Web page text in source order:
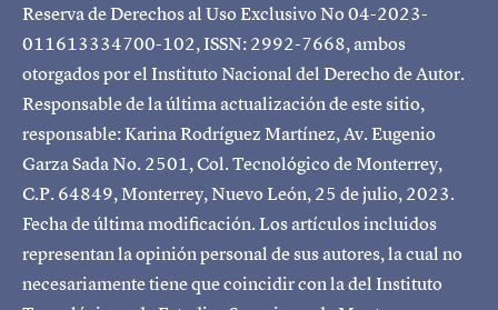
Reserva de Derechos al Uso Exclusivo No 04-2023-
011613334700-102, ISSN: 2992-7668, ambos
otorgados por el Instituto Nacional del Derecho de Autor.
Responsable de la última actualización de este sitio,
responsable: Karina Rodríguez Martínez, Av. Eugenio
Garza Sada No. 2501, Col. Tecnológico de Monterrey,
C.P. 64849, Monterrey, Nuevo León, 25 de julio, 2023.
Fecha de última modificación. Los artículos incluidos
representan la opinión personal de sus autores, la cual no
necesariamente tiene que coincidir con la del Instituto